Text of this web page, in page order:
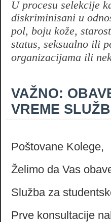
U procesu selekcije
diskriminisani u
pol, boju kože,
status, seksualno ili
organizacijama ili
VAŽNO:
VREME
Poštovane Kolege,
Želimo da Vas
Služba za
Prve konsultacije